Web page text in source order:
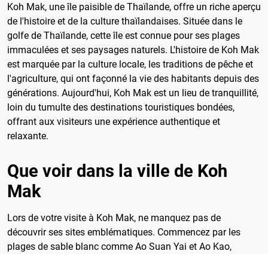
Koh Mak, une île paisible de Thaïlande, offre un riche aperçu
de l'histoire et de la culture thaïlandaises. Située dans le
golfe de Thaïlande, cette île est connue pour ses plages
immaculées et ses paysages naturels. L'histoire de Koh Mak
est marquée par la culture locale, les traditions de pêche et
l'agriculture, qui ont façonné la vie des habitants depuis des
générations. Aujourd'hui, Koh Mak est un lieu de tranquillité,
loin du tumulte des destinations touristiques bondées,
offrant aux visiteurs une expérience authentique et
relaxante.
Que voir dans la ville de Koh
Mak
Lors de votre visite à Koh Mak, ne manquez pas de
découvrir ses sites emblématiques. Commencez par les
plages de sable blanc comme Ao Suan Yai et Ao Kao,